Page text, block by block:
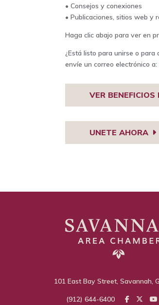
• Consejos y conexiones
• Publicaciones, sitios web y
Haga clic abajo para ver en
¿Está listo para unirse o
envíe un correo electrónico a:
VER BENEFICIOS
UNETE AHORA
101 East Bay Street, Savannah,
(912) 644-6400